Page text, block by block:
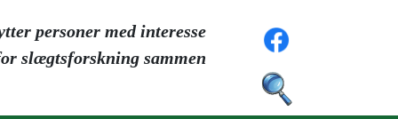
personer med interesse
slægtsforskning sammen